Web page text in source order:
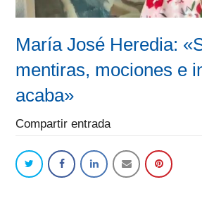
María José Heredia:
mentiras, mociones e
acaba»
Compartir entrada